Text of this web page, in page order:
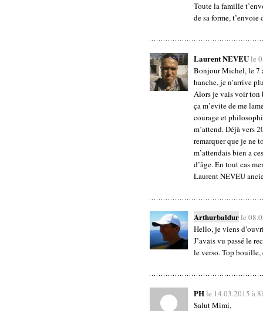
Toute la famille
de sa forme,
Laurent NEVEUle
Bonjour Michel, le 7
hanche, je n’arrive
Alors je vais voir ton
ça m’evite de me
courage et
m’attend. Déjà vers
remarquer que je ne
m’attendais bien a
d’âge. En tout cas
Laurent NEVEU
Arthurbaldurle
Hello, je viens
J’avais vu passé le
le verso. Top bouille,
PHle 14.03.2015 à
Salut Mimi,